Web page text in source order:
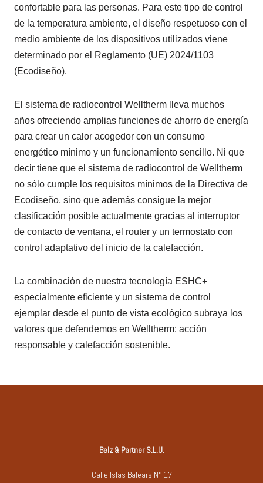
confortable para las personas. Para este tipo de control
de la temperatura ambiente, el diseño respetuoso con el
medio ambiente de los dispositivos utilizados viene
determinado por el Reglamento (UE) 2024/1103
(Ecodiseño).
El sistema de radiocontrol Welltherm lleva muchos
años ofreciendo amplias funciones de ahorro de energía
para crear un calor acogedor con un consumo
energético mínimo y un funcionamiento sencillo. Ni que
decir tiene que el sistema de radiocontrol de Welltherm
no sólo cumple los requisitos mínimos de la Directiva de
Ecodiseño, sino que además consigue la mejor
clasificación posible actualmente gracias al interruptor
de contacto de ventana, el router y un termostato con
control adaptativo del inicio de la calefacción.
La combinación de nuestra tecnología ESHC+
especialmente eficiente y un sistema de control
ejemplar desde el punto de vista ecológico subraya los
valores que defendemos en Welltherm: acción
responsable y calefacción sostenible.
Belz & Partner S.L.U.
Calle Islas Balears N° 17